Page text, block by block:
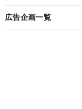
広告企画一覧